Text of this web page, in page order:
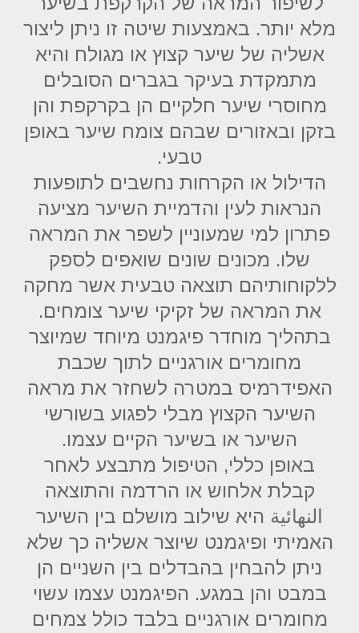
מלא יותר. באמצעות שיטה זו ניתן ליצור
אשליה של שיער קצוץ או מגולח והיא
מתמקדת בעיקר בגברים הסובלים
מחוסרי שיער חלקיים הן בקרקפת והן
בזקן ובאזורים שבהם צומח שיער באופן
טבעי.
הדילול או הקרחות נחשבים לתופעות
הנראות לעין והדמיית השיער מציעה
פתרון למי שמעוניין לשפר את המראה
שלו. מכונים שונים שואפים לספק
ללקוחותיהם תוצאה טבעית אשר מחקה
את המראה של זקיקי שיער צומחים.
בתהליך מוחדר פיגמנט מיוחד שמיוצר
מחומרים אורגניים לתוך שכבת
האפידרמיס במטרה לשחזר את מראה
השיער הקצוץ מבלי לפגוע בשורשי
השיער או בשיער הקיים עצמו.
באופן כללי, הטיפול מתבצע לאחר
קבלת אלחוש או הרדמה והתוצאה
النهائية היא שילוב מושלם בין השיער
האמיתי ופיגמנט שיוצר אשליה כך שלא
ניתן להבחין בהבדלים בין השניים הן
במבט והן במגע. הפיגמנט עצמו עשוי
מחומרים אורגניים בלבד כולל צמחים